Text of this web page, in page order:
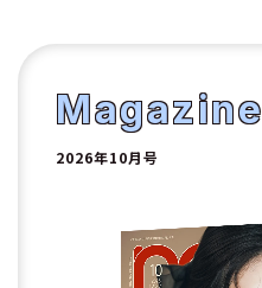
2
Magazine
2026年10月号